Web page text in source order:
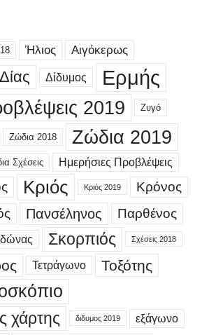
Ήλιος Αιγόκερως
Δίας Δίδυμος Ερμής
2019 Ζυγό
Ζώδια 2018 Ζώδια 2019
Σχέσεις Ημερήσιες Προβλέψεις
Κριός Κριός 2019
Κρόνος
Πανσέληνος Παρθένος
Σκορπιός Σχέσεις 2018
Τετράγωνο Τοξότης
χάρτης διδυμος 2019 εξάγωνο